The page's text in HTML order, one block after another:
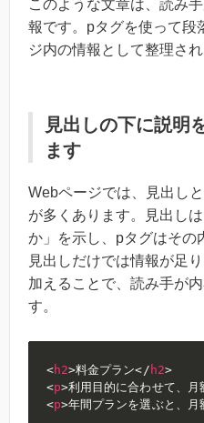
このような文章は、読み
報です。pタグを使って段
ジ内の情報として整理され
見出しの下に説明
ます
Webページでは、見出し
が多くあります。見出し
か」を示し、pタグはその
見出しだけでは情報が足
加えることで、読み手が
す。
<h2>料金プラン</ h2>
<p>利用目的に合わせて、月
<p>年間プランを選ぶと、